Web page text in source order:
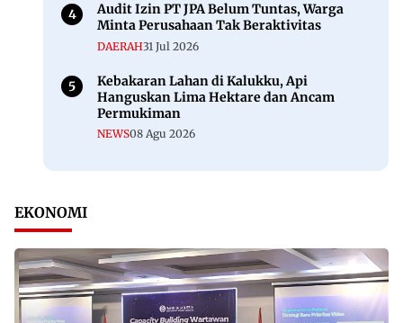
Audit Izin PT JPA Belum Tuntas, Warga
Minta Perusahaan Tak Beraktivitas
DAERAH31 Jul 2026
Kebakaran Lahan di Kalukku, Api
Hanguskan Lima Hektare dan Ancam
Permukiman
NEWS08 Agu 2026
EKONOMI